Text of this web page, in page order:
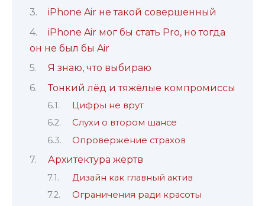
iPhone Air не такой совершенный
iPhone Air мог бы стать Pro, но тогда
он не был бы Air
Я знаю, что выбираю
Тонкий лёд и тяжёлые компромиссы
Цифры не врут
Слухи о втором шансе
Опровержение страхов
Архитектура жертв
Дизайн как главный актив
Ограничения ради красоты